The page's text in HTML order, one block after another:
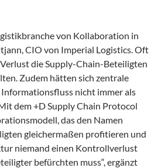
von Kollaboration in
CIO von Imperial Logistics. Oft
die Supply-Chain-Beteiligten
Zudem hätten sich zentrale
nicht immer als
dem +D Supply Chain Protocol
das den Namen
gleichermaßen profitieren und
niemand einen Kontrollverlust
befürchten muss“, ergänzt